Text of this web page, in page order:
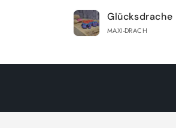
Dein
Warenkorb
Glücksdrache
MAXI-DRACH
geladen ...